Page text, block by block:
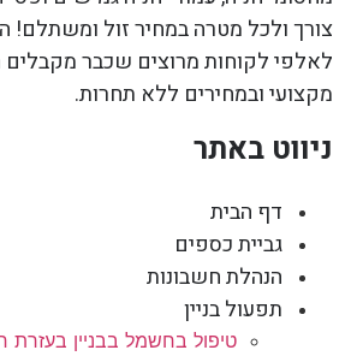
צורך ולכל מטרה במחיר זול ומשתלם!
לאלפי לקוחות מרוצים שכבר מקבלים
מקצועי ובמחירים ללא תחרות.
ניווט באתר
דף הבית
גביית כספים
הנהלת חשבונות
תפעול בניין
טיפול בחשמל בבניין בעזרת